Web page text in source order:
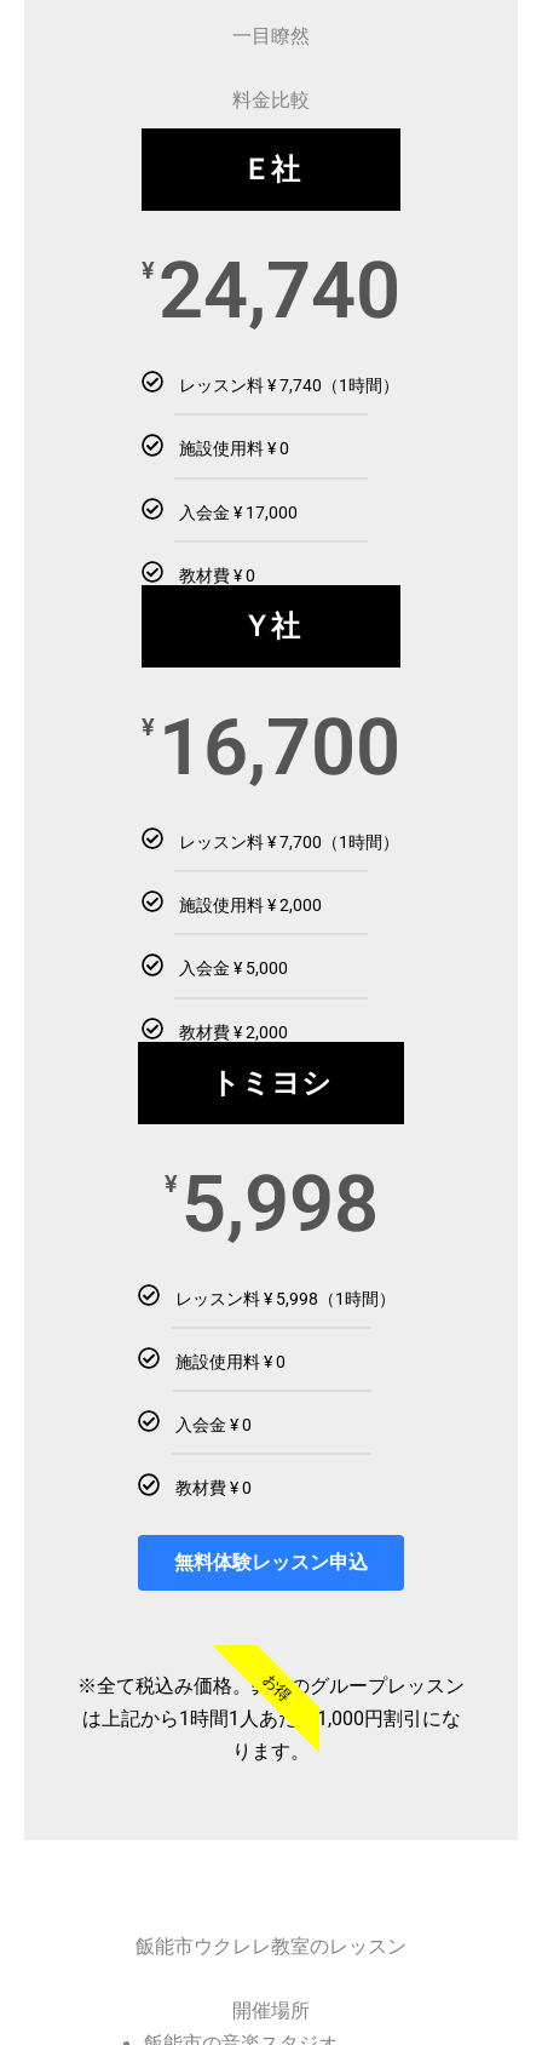
一目瞭然
料金比較
Ｅ社
¥ 24,740
レッスン料 ¥ 7,740（1時間）
施設使用料 ¥ 0
入会金 ¥ 17,000
教材費 ¥ 0
Ｙ社
¥ 16,700
レッスン料 ¥ 7,700（1時間）
施設使用料 ¥ 2,000
入会金 ¥ 5,000
教材費 ¥ 2,000
トミヨシ
¥ 5,998
レッスン料 ¥ 5,998（1時間）
施設使用料 ¥ 0
入会金 ¥ 0
教材費 ¥ 0
無料体験レッスン申込
お得
※全て税込み価格。弊社のグループレッスン
は上記から1時間1人あたり1,000円割引にな
ります。
飯能市ウクレレ教室のレッスン
開催場所